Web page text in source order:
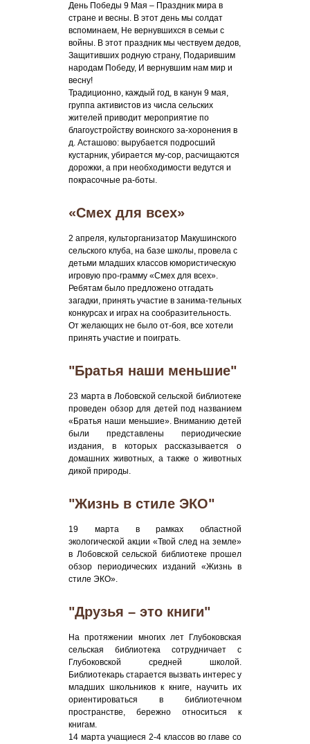
День Победы 9 Мая – Праздник мира в
стране и весны. В этот день мы солдат
вспоминаем, Не вернувшихся в семьи с
войны. В этот праздник мы чествуем дедов,
Защитивших родную страну, Подарившим
народам Победу, И вернувшим нам мир и
весну!
Традиционно, каждый год, в канун 9 мая,
группа активистов из числа сельских
жителей приводит мероприятие по
благоустройству воинского за-хоронения в
д. Асташово: вырубается подросший
кустарник, убирается му-сор, расчищаются
дорожки, а при необходимости ведутся и
покрасочные ра-боты.
«Смех для всех»
2 апреля, культорганизатор Макушинского
сельского клуба, на базе школы, провела с
детьми младших классов юмористическую
игровую про-грамму «Смех для всех».
Ребятам было предложено отгадать
загадки, принять участие в занима-тельных
конкурсах и играх на сообразительность.
От желающих не было от-боя, все хотели
принять участие и поиграть.
"Братья наши меньшие"
23 марта в Лобовской сельской библиотеке
проведен обзор для детей под названием
«Братья наши меньшие». Вниманию детей
были представлены периодические
издания, в которых рассказывается о
домашних животных, а также о животных
дикой природы.
"Жизнь в стиле ЭКО"
19 марта в рамках областной
экологической акции «Твой след на земле»
в Лобовской сельской библиотеке прошел
обзор периодических изданий «Жизнь в
стиле ЭКО».
"Друзья – это книги"
На протяжении многих лет Глубоковская
сельская библиотека сотрудничает с
Глубоковской средней школой.
Библиотекарь старается вызвать интерес у
младших школьников к книге, научить их
ориентироваться в библиотечном
пространстве, бережно относиться к
книгам.
14 марта учащиеся 2-4 классов во главе со